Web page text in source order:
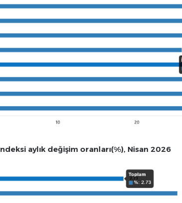
aylık değişim oranları(%), Nisan 2026